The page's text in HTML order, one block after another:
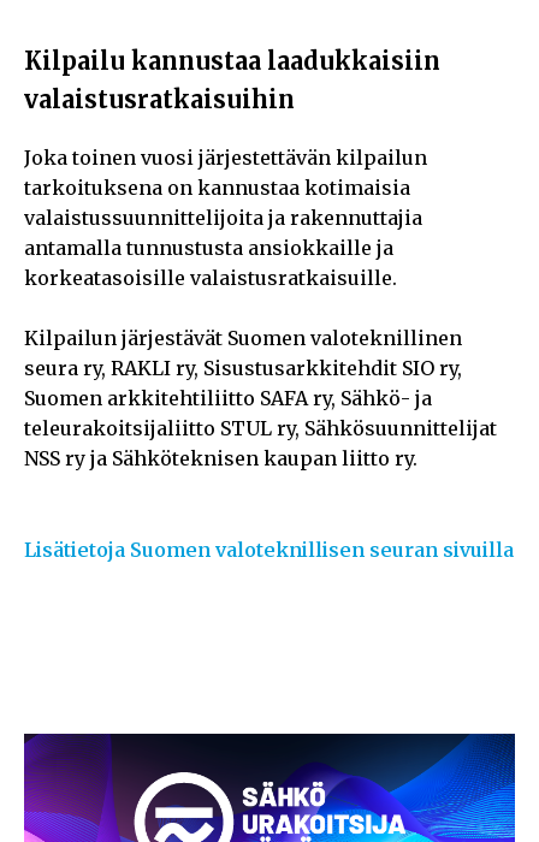
Kilpailu kannustaa laadukkaisiin
valaistusratkaisuihin
Joka toinen vuosi järjestettävän kilpailun
tarkoituksena on kannustaa kotimaisia
valaistussuunnittelijoita ja rakennuttajia
antamalla tunnustusta ansiokkaille ja
korkeatasoisille valaistusratkaisuille.
Kilpailun järjestävät Suomen valoteknillinen
seura ry, RAKLI ry, Sisustusarkkitehdit SIO ry,
Suomen arkkitehtiliitto SAFA ry, Sähkö- ja
teleurakoitsijaliitto STUL ry, Sähkösuunnittelijat
NSS ry ja Sähköteknisen kaupan liitto ry.
Lisätietoja Suomen valoteknillisen seuran sivuilla